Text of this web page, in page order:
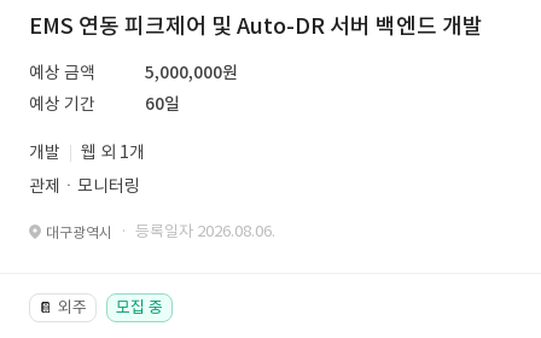
EMS 연동 피크제어 및 Auto-DR 서버 백엔드 개발
예상 금액
5,000,000원
예상 기간
60일
개발
웹 외 1개
관제ㆍ모니터링
대구광역시 · 등록일자 2026.08.06.
📔 외주 모집 중